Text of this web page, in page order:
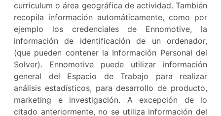
curriculum o área geográfica de actividad. También
recopila información automáticamente, como por
ejemplo los credenciales de Ennomotive, la
información de identificación de un ordenador,
(que pueden contener la Información Personal del
Solver). Ennomotive puede utilizar información
general del Espacio de Trabajo para realizar
análisis estadísticos, para desarrollo de producto,
marketing e investigación. A excepción de lo
citado anteriormente, no se utiliza información del